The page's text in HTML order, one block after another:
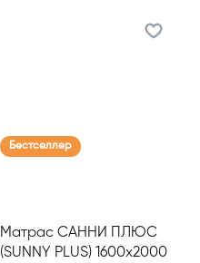
Бестселлер
Матрас САННИ ПЛЮС
(SUNNY PLUS) 1600х2000